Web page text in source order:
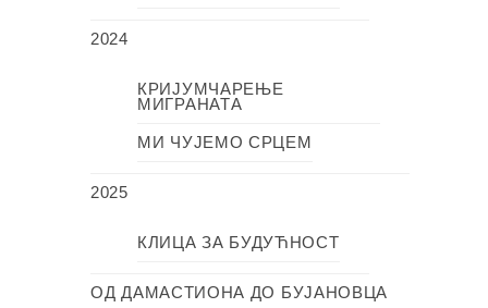
2024
КРИЈУМЧАРЕЊЕ
МИГРАНАТА
МИ ЧУЈЕМО СРЦЕМ
2025
КЛИЦА ЗА БУДУЋНОСТ
ОД ДАМАСТИОНА ДО БУЈАНОВЦА